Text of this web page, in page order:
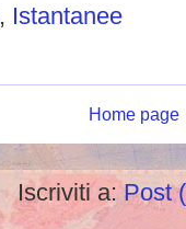
, Istantanee
Home page
Iscriviti a:Post